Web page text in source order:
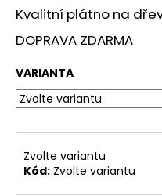
Kvalitní plátno na
DOPRAVA ZDARMA
VARIANTA
Zvolte variantu
Kód: Zvolte variantu
D
o
o
u